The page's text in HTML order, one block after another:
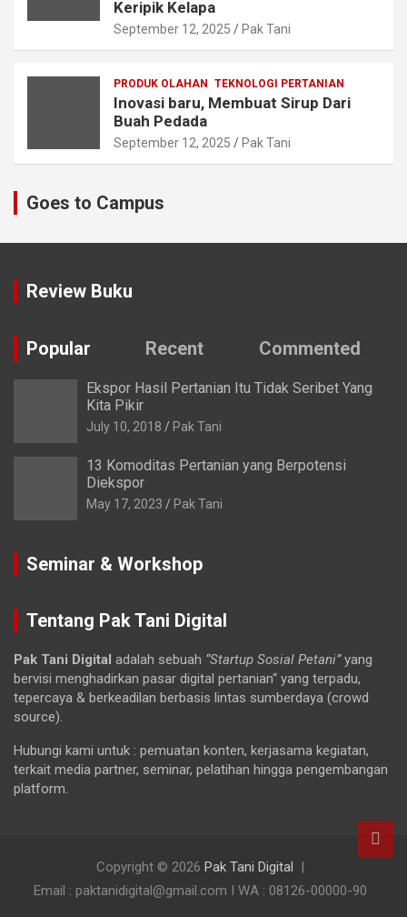
Keripik Kelapa
September 12, 2025 Pak Tani
PRODUK OLAHAN TEKNOLOGI PERTANIAN
Inovasi baru, Membuat Sirup Dari
Buah Pedada
September 12, 2025 Pak Tani
Goes to Campus
Review Buku
Popular Recent Commented
Ekspor Hasil Pertanian Itu Tidak Seribet Yang
Kita Pikir
July 10, 2018 Pak Tani
13 Komoditas Pertanian yang Berpotensi
Diekspor
May 17, 2023 Pak Tani
Seminar & Workshop
Tentang Pak Tani Digital
Pak Tani Digital adalah sebuah “Startup Sosial Petani”yang
bervisi menghadirkan pasar digital pertanian“ yang terpadu,
tepercaya & berkeadilan berbasis lintas sumberdaya (crowd
source).
Hubungi kami untuk : pemuatan konten, kerjasama kegiatan,
terkait media partner, seminar, pelatihan hingga pengembangan
platform.
Copyright © 2026 Pak Tani Digital
Email : paktanidigital@gmail.com I WA : 08126-00000-90